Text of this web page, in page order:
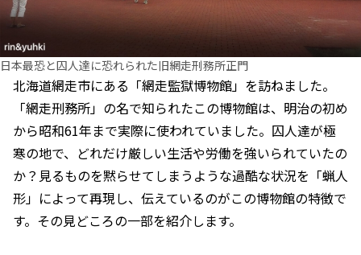
日本最恐と囚人達に恐れられた旧網走刑務所正門
北海道網走市にある「網走監獄博物館」を訪ねました。
「網走刑務所」の名で知られたこの博物館は、明治の初め
から昭和61年まで実際に使われていました。囚人達が極
寒の地で、どれだけ厳しい生活や労働を強いられていたの
か？見るものを黙らせてしまうような過酷な状況を「蝋人
形」によって再現し、伝えているのがこの博物館の特徴で
す。その見どころの一部を紹介します。